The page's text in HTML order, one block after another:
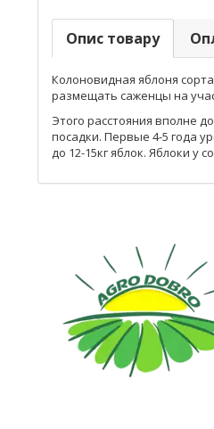
Опис товару
Колоновидная яблоня
размещать саженцы на
Этого расстояния вполне
посадки. Первые 4-5 года
до 12-15кг яблок. Яблоки